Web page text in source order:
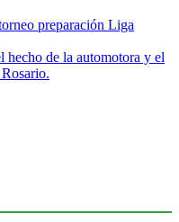
preparación Liga
hecho de la automotora y el